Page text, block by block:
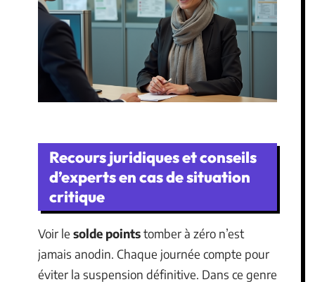
Recours juridiques et conseils
d’experts en cas de situation
critique
Voir le solde pointstomber à zéro n’est
jamais anodin. Chaque journée compte pour
éviter la suspension définitive. Dans ce genre